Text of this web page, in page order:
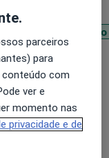
do
parceiros
para
com
ver e
momento nas
privacidade e de